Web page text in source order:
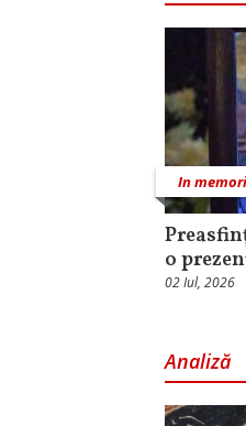
In
o
02 Iul, 2026
Analiză